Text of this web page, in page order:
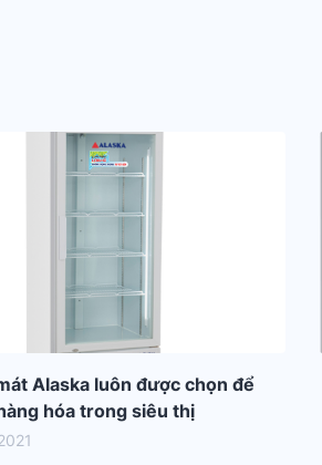
Alaska luôn được chọn để
hóa trong siêu thị